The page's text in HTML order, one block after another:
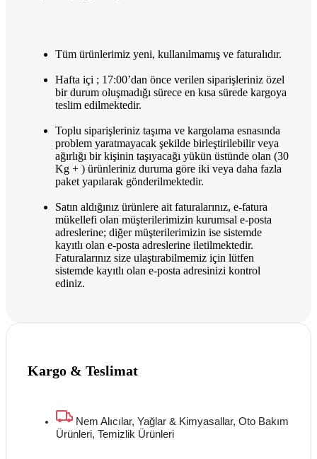
Tüm ürünlerimiz yeni, kullanılmamış ve faturalıdır.
Hafta içi ; 17:00’dan önce verilen siparişleriniz özel
bir durum oluşmadığı sürece en kısa sürede kargoya
teslim edilmektedir.
Toplu siparişleriniz taşıma ve kargolama esnasında
problem yaratmayacak şekilde birleştirilebilir veya
ağırlığı bir kişinin taşıyacağı yükün üstünde olan (30
Kg + ) ürünleriniz duruma göre iki veya daha fazla
paket yapılarak gönderilmektedir.
Satın aldığınız ürünlere ait faturalarınız, e-fatura
mükellefi olan müşterilerimizin kurumsal e-posta
adreslerine; diğer müşterilerimizin ise sistemde
kayıtlı olan e-posta adreslerine iletilmektedir.
Faturalarınız size ulaştırabilmemiz için lütfen
sistemde kayıtlı olan e-posta adresinizi kontrol
ediniz.
Kargo & Teslimat
Nem Alıcılar, Yağlar & Kimyasallar, Oto Bakım
Ürünleri, Temizlik Ürünleri